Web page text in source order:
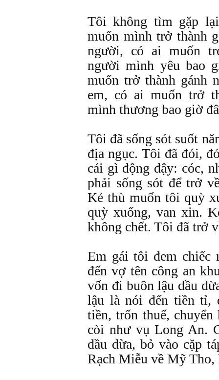
Tôi không tìm gặp
muốn mình trở thành
người, có ai muốn
người mình yêu bao
muốn trở thành gánh
em, có ai muốn trở
mình thương bao giờ
Tôi đã sống sót suốt
địa ngục. Tôi đã đói,
cái gì động đậy: cóc,
phải sống sót để trở
Kẻ thù muốn tôi quỳ
quỳ xuống, van xin.
không chết. Tôi đã trở
Em gái tôi đem chiếc
đến vợ tên công an
vốn đi buôn lậu dầu
lậu là nói đến tiền tỉ,
tiền, trốn thuế, chuyển
còi như vụ Long An.
dầu dừa, bỏ vào cặp
Rạch Miễu về Mỹ